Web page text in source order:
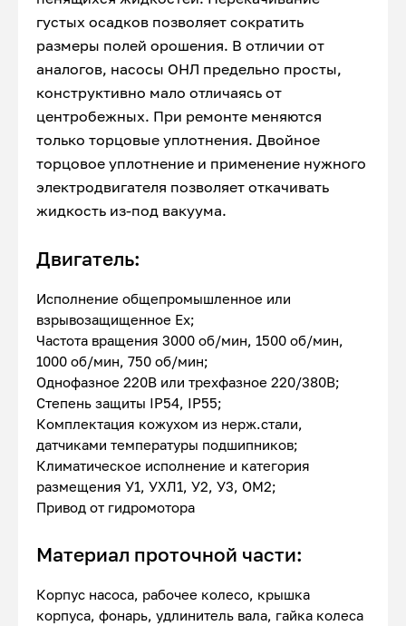
густых осадков позволяет сократить
размеры полей орошения. В отличии от
аналогов, насосы ОНЛ предельно просты,
конструктивно мало отличаясь от
центробежных. При ремонте меняются
только торцовые уплотнения. Двойное
торцовое уплотнение и применение нужного
электродвигателя позволяет откачивать
жидкость из-под вакуума.
Двигатель:
Исполнение общепромышленное или
взрывозащищенное Ex;
Частота вращения 3000 об/мин, 1500 об/мин,
1000 об/мин, 750 об/мин;
Однофазное 220В или трехфазное 220/380В;
Степень защиты IP54, IP55;
Комплектация кожухом из нерж.стали,
датчиками температуры подшипников;
Климатическое исполнение и категория
размещения У1, УХЛ1, У2, У3, ОМ2;
Привод от гидромотора
Материал проточной части:
Корпус насоса, рабочее колесо, крышка
корпуса, фонарь, удлинитель вала, гайка колеса